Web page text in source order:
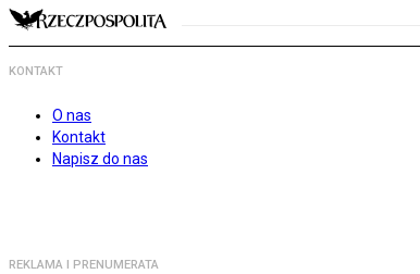
KONTAKT
O nas
Kontakt
Napisz do nas
REKLAMA I PRENUMERATA